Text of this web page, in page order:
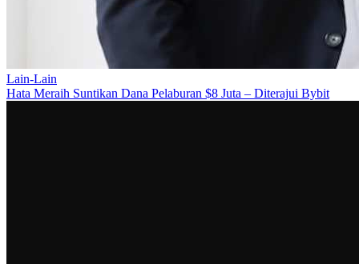
Lain-Lain
Hata Meraih Suntikan Dana Pelaburan $8 Juta – Diterajui Bybit